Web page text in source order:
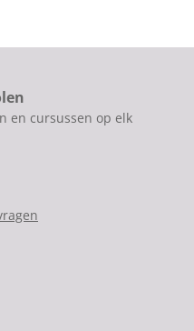
en cursussen op elk